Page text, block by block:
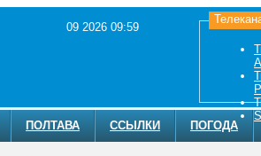
09 2026 09:59
ПОЛТАВА ССЫЛКИ ПОГОДА